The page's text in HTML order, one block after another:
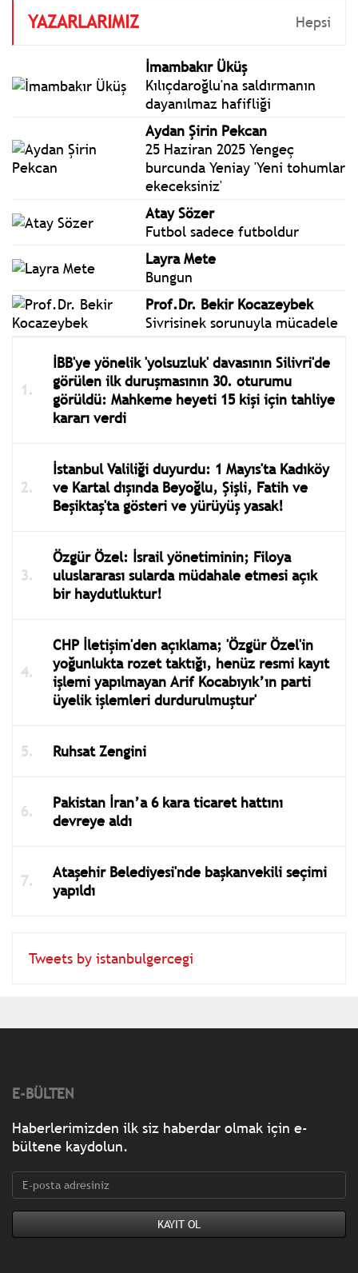
iddialarıyla ilgili açılan
YAZARLARIMIZ Hepsi
İmambakır Üküş
Kılıçdaroğlu'na saldırmanın
dayanılmaz hafifliği
Aydan Şirin Pekcan
25 Haziran 2025 Yengeç
burcunda Yeniay 'Yeni tohumlar
ekeceksiniz'
Atay Sözer
Futbol sadece futboldur
Layra Mete
Bungun
Prof.Dr. Bekir Kocazeybek
Sivrisinek sorunuyla mücadele
İBB'ye yönelik 'yolsuzluk' davasının Silivri'de
görülen ilk duruşmasının 30. oturumu
görüldü: Mahkeme heyeti 15 kişi için tahliye
kararı verdi
İstanbul Valiliği duyurdu: 1 Mayıs'ta Kadıköy
ve Kartal dışında Beyoğlu, Şişli, Fatih ve
Beşiktaş'ta gösteri ve yürüyüş yasak!
Özgür Özel: İsrail yönetiminin; Filoya
uluslararası sularda müdahale etmesi açık
bir haydutluktur!
CHP İletişim'den açıklama; 'Özgür Özel'in
yoğunlukta rozet taktığı, henüz resmi kayıt
işlemi yapılmayan Arif Kocabıyık’ın parti
üyelik işlemleri durdurulmuştur'
Ruhsat Zengini
Pakistan İran’a 6 kara ticaret hattını
devreye aldı
Ataşehir Belediyesi'nde başkanvekili seçimi
yapıldı
Tweets by istanbulgercegi
E-BÜLTEN
Haberlerimizden ilk siz haberdar olmak için e-
bültene kaydolun.